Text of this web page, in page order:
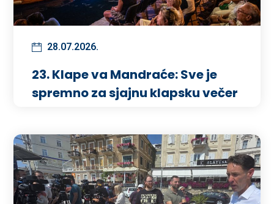
28.07.2026.
23. Klape va Mandraće: Sve je
spremno za sjajnu klapsku večer